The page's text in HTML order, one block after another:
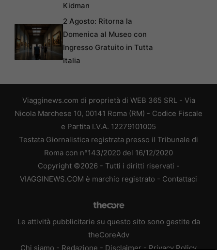
Kidman
2 Agosto: Ritorna la
Domenica al Museo con
Ingresso Gratuito in Tutta
Italia
Viagginews.com di proprietà di WEB 365 SRL - Via
Nicola Marchese 10, 00141 Roma (RM) - Codice Fiscale
e Partita I.V.A. 12279101005
Testata Giornalistica registrata presso il Tribunale di
Roma con n°143/2020 del 16/12/2020
Copyright ©2026 - Tutti i diritti riservati -
VIAGGINEWS.COM è marchio registrato - Contattaci
Le attività pubblicitarie su questo sito sono gestite da
theCoreAdv
Chi siamo - Redazione - Disclaimer - Privacy Policy